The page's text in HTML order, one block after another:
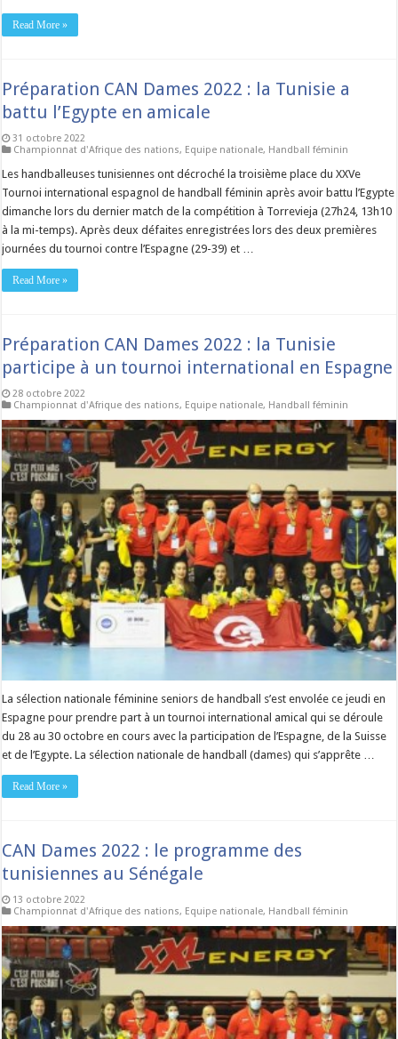
Read More »
Préparation CAN Dames 2022 : la Tunisie a
battu l’Egypte en amicale
31 octobre 2022
Championnat d'Afrique des nations, Equipe nationale, Handball féminin
Les handballeuses tunisiennes ont décroché la troisième place du XXVe
Tournoi international espagnol de handball féminin après avoir battu l’Egypte
dimanche lors du dernier match de la compétition à Torrevieja (27h24, 13h10
à la mi-temps). Après deux défaites enregistrées lors des deux premières
journées du tournoi contre l’Espagne (29-39) et …
Read More »
Préparation CAN Dames 2022 : la Tunisie
participe à un tournoi international en Espagne
28 octobre 2022
Championnat d'Afrique des nations, Equipe nationale, Handball féminin
La sélection nationale féminine seniors de handball s’est envolée ce jeudi en
Espagne pour prendre part à un tournoi international amical qui se déroule
du 28 au 30 octobre en cours avec la participation de l’Espagne, de la Suisse
et de l’Egypte. La sélection nationale de handball (dames) qui s’apprête …
Read More »
CAN Dames 2022 : le programme des
tunisiennes au Sénégale
13 octobre 2022
Championnat d'Afrique des nations, Equipe nationale, Handball féminin